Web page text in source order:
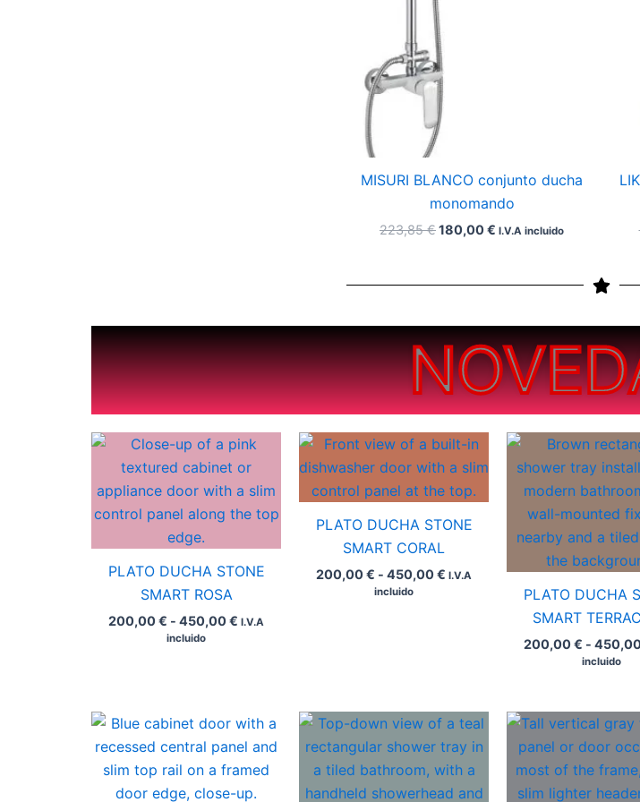
MISURI BLANCO conjunto ducha
monomando
223,85€180,00€ I.V.A incluido
PLATO DUCHA STONE
SMART ROSA
200,00€ - 450,00€
Rango
precios:
desde
hasta
I.V.A
incluido
PLATO DUCHA STONE
SMART CORAL
200,00€ - 450,00€
Rango
precios:
desde
200,00 €
hasta
I.V.A
incluido
PLATO DUCHA
SMART
200,00€ -
incluido
Rango
precios:
desde
hasta
Rango
de
precios:
desde
hasta